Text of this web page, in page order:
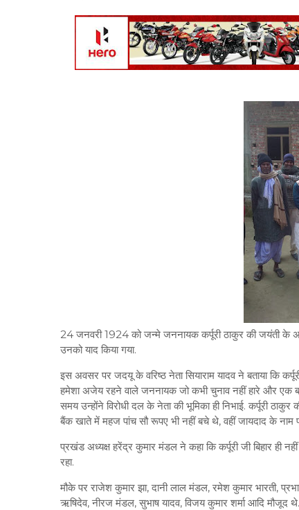
24 जनवरी 1924 को जन्मे जननायक कर्पूरी ठाकुर की जयंती के
उनको याद किया गया.
इस अवसर पर जदयू के वरिष्ठ नेता सियाराम यादव ने बताया कि
हमेशा अजेय रहने वाले जननायक जो कभी चुनाव नहीं हारे और एक
समय उन्होंने विरोधी दल के नेता की भूमिका ही निभाई. कर्पूरी
बैंक खाते में महज पांच सौ रूपए भी नहीं बचे थे, वहीं जायदाद के
प्रखंड अध्यक्ष हरेंद्र कुमार मंडल ने कहा कि कर्पूरी जी बिहार ही
रहा.
मौके पर राजेश कुमार झा, दानी लाल मंडल, रमेश कुमार भारती,
ऋषिदेव, नीरज मंडल, सुभाष यादव, विजय कुमार शर्मा आदि मौजूद थे.